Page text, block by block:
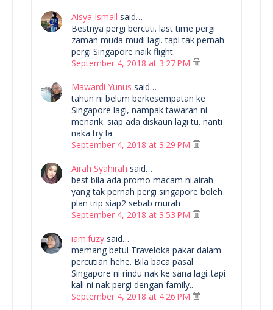
Aisya Ismail said…
Bestnya pergi bercuti. last time pergi
zaman muda mudi lagi. tapi tak pernah
pergi Singapore naik flight.
September 4, 2018 at 3:27 PM
Mawardi Yunus said…
tahun ni belum berkesempatan ke
Singapore lagi, nampak tawaran ni
menarik. siap ada diskaun lagi tu. nanti
naka try la
September 4, 2018 at 3:29 PM
Airah Syahirah said…
best bila ada promo macam ni.airah
yang tak pernah pergi singapore boleh
plan trip siap2 sebab murah
September 4, 2018 at 3:53 PM
iam.fuzy said…
memang betul Traveloka pakar dalam
percutian hehe. Bila baca pasal
Singapore ni rindu nak ke sana lagi..tapi
kali ni nak pergi dengan family..
September 4, 2018 at 4:26 PM